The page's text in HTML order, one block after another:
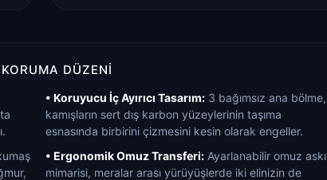
DÜZENI
• Koruyucu İç Ayırıcı Tasarım: 3 bağımsız ana bölme,
kamışların sert dış karbon yüzeylerinin taşıma
esnasında birbirini çizmesini kesin olarak engeller.
• Ergonomik Omuz Transferi: Ayarlanabilir omuz askı
mimarisi, meralar arası yürüyüşlerde iki elinizin de